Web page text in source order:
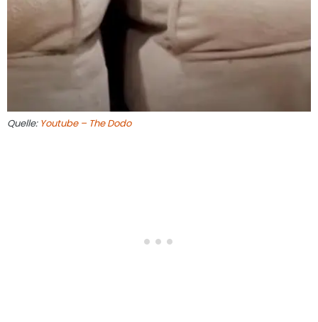
Quelle: Youtube – The Dodo